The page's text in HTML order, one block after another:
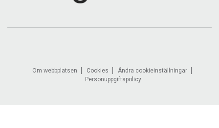
Attest
Om webbplatsen Cookies
Ändra cookieinställningar
Personuppgiftspolicy